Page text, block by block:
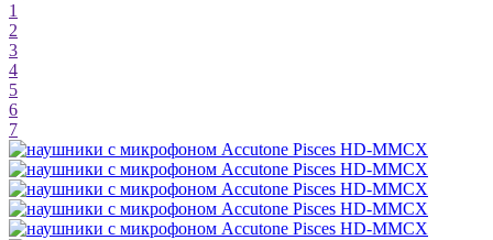
1
2
3
4
5
6
7